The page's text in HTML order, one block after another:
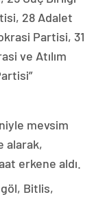
28 Adalet
Partisi, 31
ve Atılım
mevsim
alarak,
erkene aldı.
Bitlis,